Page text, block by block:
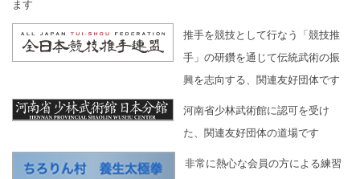
ます
推手を競技として行なう「競技推
手」の研鑽を通じて伝統武術の振
興を志向する、関連友好団体です
河南省少林武術館に認可を受け
た、関連友好団体の道場です
非常に熱心な会員の方による練習